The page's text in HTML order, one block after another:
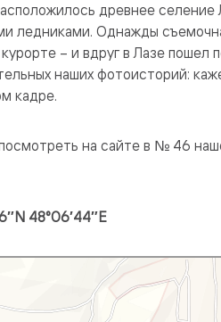
древнее
ледниками. Однажды
– и вдруг в Лазе пошел
наших фотоисторий:
кадре.
на сайте в № 46
48°06′44″E
как добраться, координаты